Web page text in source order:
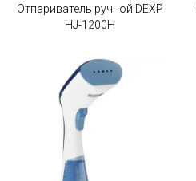
Отпариватель ручной DEXP
HJ-1200H